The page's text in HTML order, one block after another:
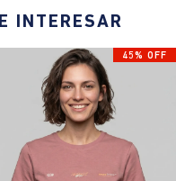
INTERESAR
45% OFF